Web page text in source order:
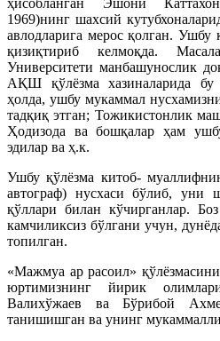
ҳисобланган Эшони
1969)нинг шахсий
авлодларига мерос қолган. Ушбу
қизиқтириб келмоқда.
Университети манбашунослик
АҚШ қўлёзма хазиналарида бу
ҳолда, ушбу мукаммал
тадқиқ этган; Тожикистонлик
Ҳодизода ва бошқалар ҳам
эдилар ва ҳ.к.
Ушбу қўлёзма китоб-
автограф) нусхаси бўлиб, уни
қўллари билан кўчирганлар.
камчиликсиз бўлгани учун,
топилган.
«Мажмуа ар расоил»
юртимизнинг йирик
Валихўжаев ва Бўрибой
танишишган ва унинг